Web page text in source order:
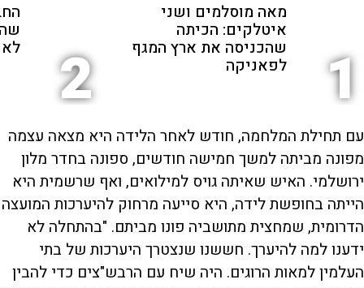
1
מאה מוסלמים ושני
איטלקים: הכיתה
שהכניסה את ארץ המגף
לפאניקה 2
עם תחילת המלחמה, חודש לאחר הלידה היא מצאה עצמה
מפונה מביתה למשך חמישה חודשים, ספונה בחדר מלון
ירושלמי. האיש שאיתה גויס למילואים, ואף שרשמית היא
הייתה בחופשת לידה, היא סייעה מרחוק להיערכות המועצה
הדרומית, שמחצית מתושביה פונו מביתם. "בהתחלה לא
ידענו למה להיערך. חששנו שנצטרך היערכות של בתי
העלמין למאות הרוגים. היה שיח עם הרבש"צים כדי להבין